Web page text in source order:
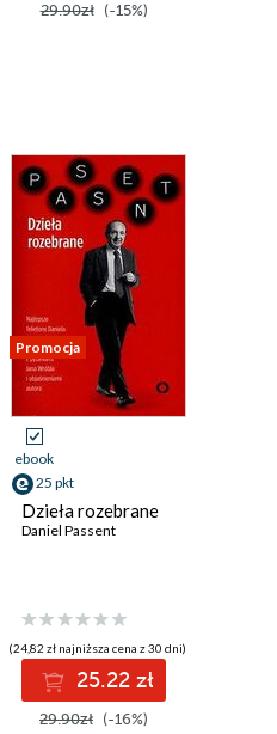
29.90zł (-15%)
Promocja
ebook
25 pkt
Dzieła rozebrane
Daniel Passent
(24,82 zł najniższa cena z 30 dni)
25.22 zł
29.90zł (-16%)